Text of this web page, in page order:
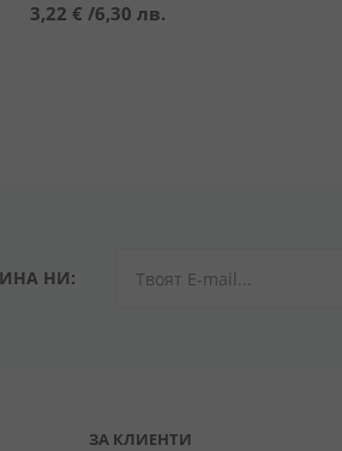
3,22 € /6,30 лв.
НИ:
ЗА КЛИЕНТИ